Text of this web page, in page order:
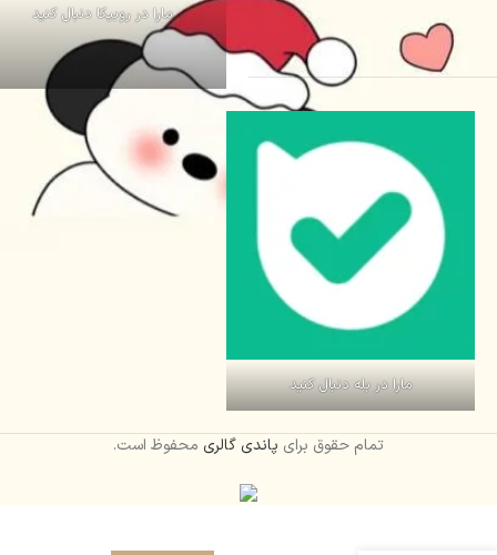
مارا در روبیکا دنبال کنید
مارا در بله دنبال کنید
تمام حقوق برای پاندی گالری محفوظ است.